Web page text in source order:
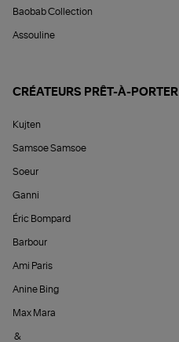
Baobab Collection
Assouline
CRÉATEURS PRÊT-À-PORTER
Kujten
Samsoe Samsoe
Soeur
Ganni
Éric Bompard
Barbour
Ami Paris
Anine Bing
Max Mara
&